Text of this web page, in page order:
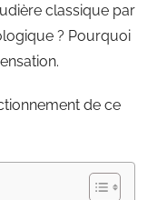
classique par
? Pourquoi
de ce